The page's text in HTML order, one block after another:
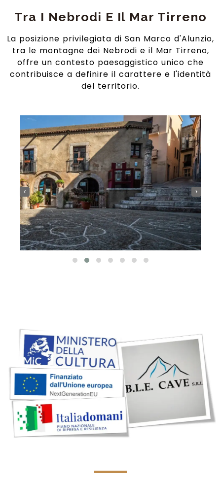
Tra I Nebrodi E Il Mar Tirreno
La posizione privilegiata di San Marco d'Alunzio,
tra le montagne dei Nebrodi e il Mar Tirreno,
offre un contesto paesaggistico unico che
contribuisce a definire il carattere e l'identità
del territorio.
‹ ›